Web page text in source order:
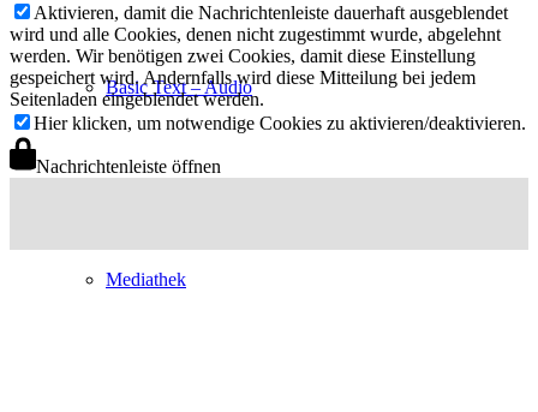
Basic Text – Audio
Mediathek
Aktivieren, damit die Nachrichtenleiste dauerhaft ausgeblendet
wird und alle Cookies, denen nicht zugestimmt wurde, abgelehnt
werden. Wir benötigen zwei Cookies, damit diese Einstellung
gespeichert wird. Andernfalls wird diese Mitteilung bei jedem
Seitenladen eingeblendet werden.
Hier klicken, um notwendige Cookies zu aktivieren/deaktivieren.
Nachrichtenleiste öffnen